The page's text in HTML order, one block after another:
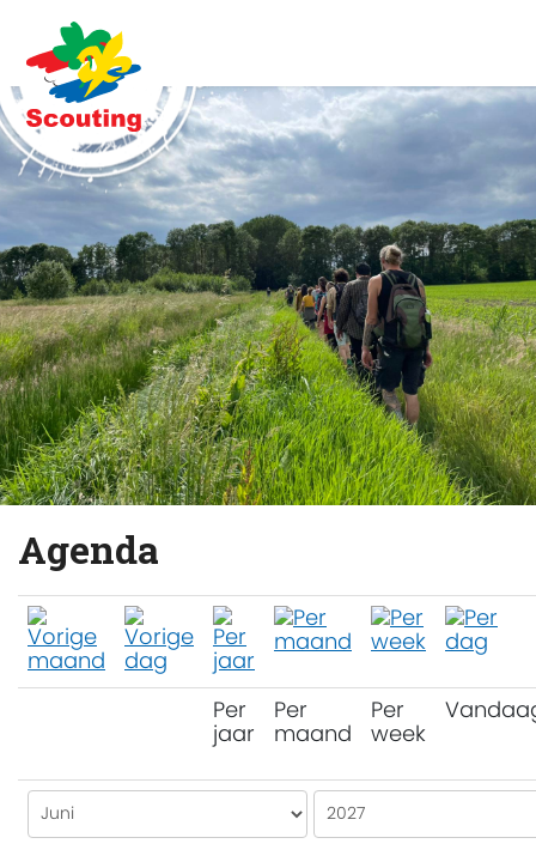
Agenda
Per
jaar
Per
maand
Per
week